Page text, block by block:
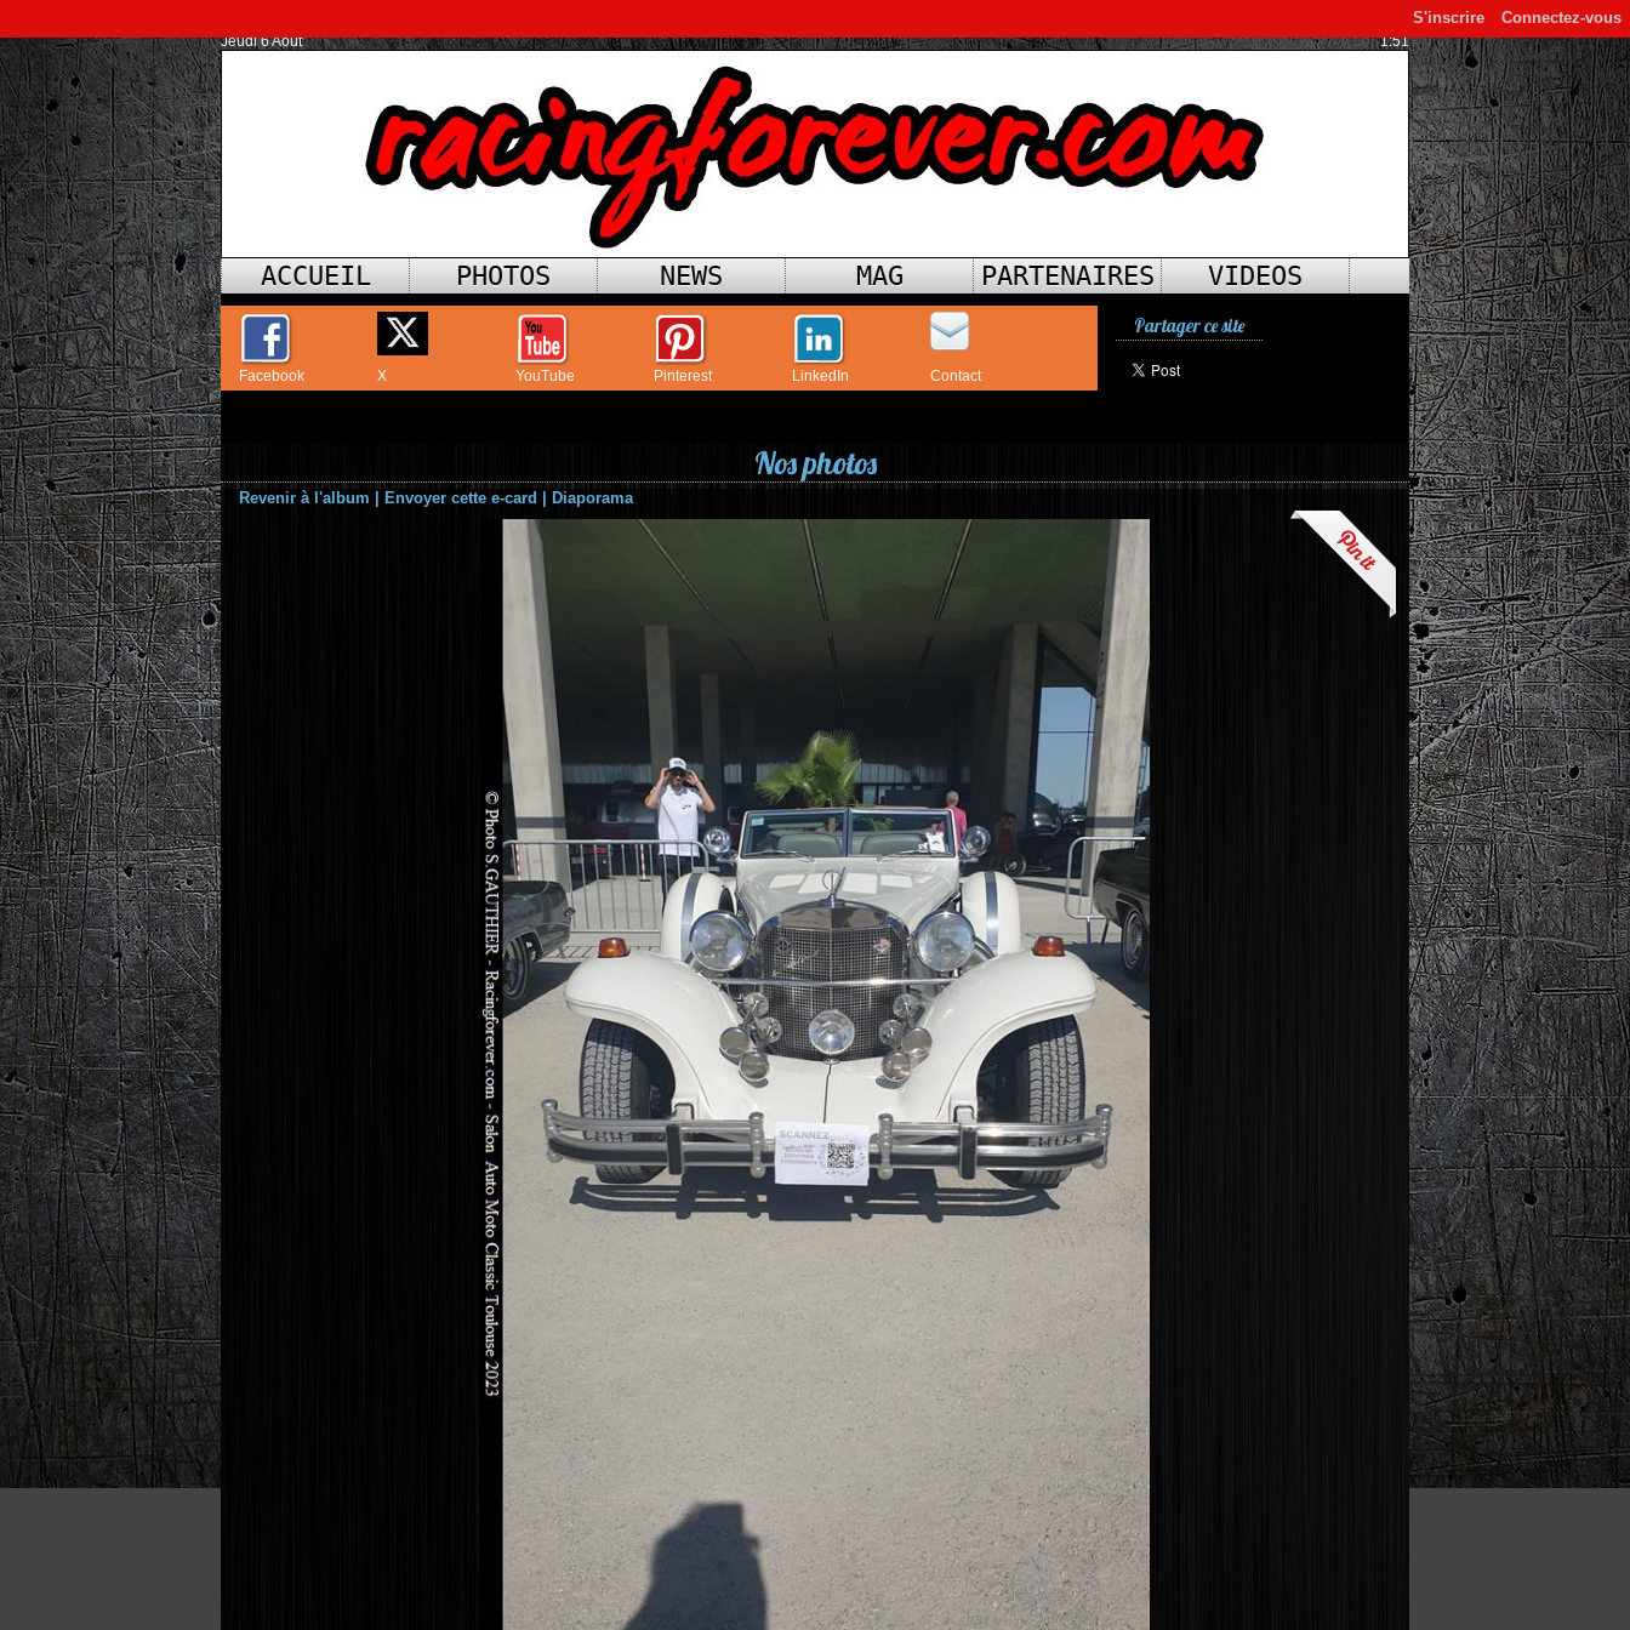
Connectez-vous
S'inscrire
Jeudi 6 Août 1:51
ACCUEIL PHOTOS NEWS MAG PARTENAIRES VIDEOS
Facebook X YouTube Pinterest LinkedIn Contact
Partager ce site
Nos photos
Revenir à l'album Envoyer cette e-card Diaporama